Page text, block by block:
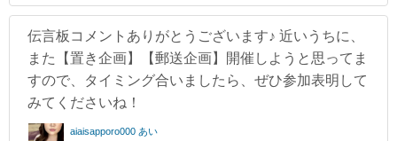
伝言板コメントありがとうございます♪ 近いうちに、
また【置き企画】【郵送企画】開催しようと思ってま
すので、タイミング合いましたら、ぜひ参加表明して
みてくださいね！
aiaisapporo000 あい